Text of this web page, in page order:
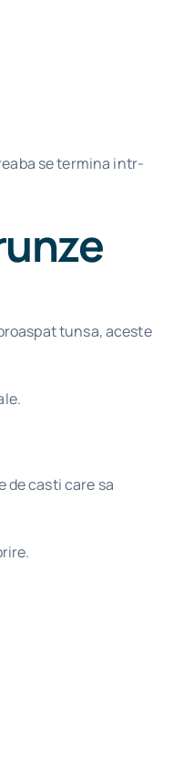
se termina intr-
tunsa, aceste
de casti care sa